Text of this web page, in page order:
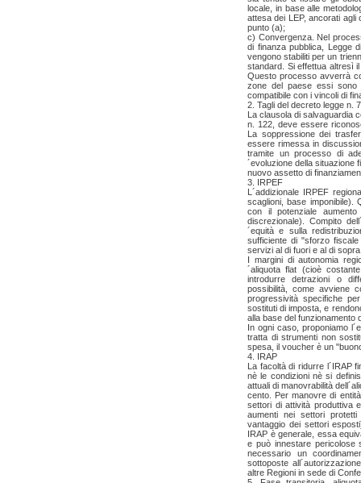
locale, in base alle
attesa dei LEP, ancorati
punto (a);
c) Convergenza. Nel
di finanza pubblica, Legge
vengono stabiliti per un
standard. Si effettua altresì
Questo processo avverrà
zone del paese essi sono
compatibile con i vincoli di
2. Tagli del decreto legge n.
La clausola di salvaguardia
n. 122, deve essere
La soppressione dei
essere rimessa in
tramite un processo di
´evoluzione della situazione
nuovo assetto di
3. IRPEF
L´addizionale IRPEF
scaglioni, base imponibile).
con il potenziale
discrezionale). Compito
´equità e sulla
sufficiente di "sforzo
servizi al di fuori e al di
I margini di autonomia
´aliquota flat (cioè
introdurre detrazioni o
possibilità, come avviene
progressività specifiche
sostituti di imposta, e
alla base del funzionamento
In ogni caso, proponiamo
tratta di strumenti non
spesa, il voucher è un
4. IRAP
La facoltà di ridurre l´IRAP
nè le condizioni nè si
attuali di manovrabilità
cento. Per manovre di
settori di attività produttiva
aumenti nei settori
vantaggio dei settori
IRAP è generale, essa
e può innestare pericolose
necessario un
sottoposte
altre Regioni in sede di